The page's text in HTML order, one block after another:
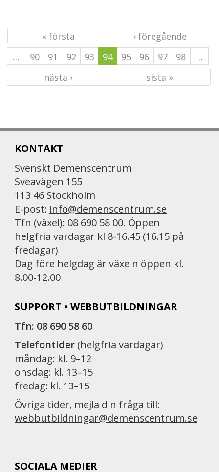
« första
‹ föregående
…
90 91 92 93 94 95 96 97 98
…
nästa ›
sista »
KONTAKT
Svenskt Demenscentrum
Sveavägen 155
113 46 Stockholm
E-post: info@demenscentrum.se
Tfn (växel): 08 690 58 00. Öppen
helgfria vardagar kl 8-16.45 (16.15 på
fredagar)
Dag före helgdag är växeln öppen kl.
8.00-12.00
SUPPORT • WEBBUTBILDNINGAR
Tfn: 08 690 58 60
Telefontider (helgfria vardagar)
måndag: kl. 9–12
onsdag: kl. 13–15
fredag: kl. 13–15
Övriga tider, mejla din fråga till:
webbutbildningar@demenscentrum.se
SOCIALA MEDIER